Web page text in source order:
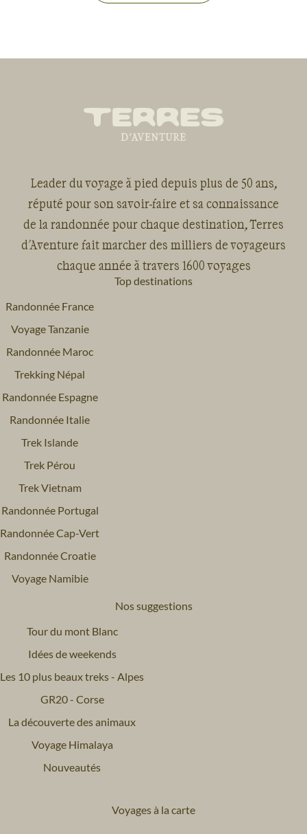
Leader du voyage à pied depuis plus de 50 ans,
réputé pour son savoir-faire et sa connaissance
de la randonnée pour chaque destination, Terres
d'Aventure fait marcher des milliers de voyageurs
chaque année à travers 1600 voyages
Top destinations
Randonnée France
Voyage Tanzanie
Randonnée Maroc
Trekking Népal
Randonnée Espagne
Randonnée Italie
Trek Islande
Trek Pérou
Trek Vietnam
Randonnée Portugal
Randonnée Cap-Vert
Randonnée Croatie
Voyage Namibie
Nos suggestions
Tour du mont Blanc
Idées de weekends
Les 10 plus beaux treks - Alpes
GR20 - Corse
La découverte des animaux
Voyage Himalaya
Nouveautés
Voyages à la carte